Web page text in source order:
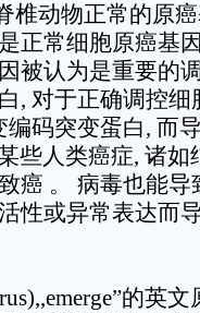
椎动物正常的原
正常细胞原癌基
被认为是重要的
, 对于正确调控
码突变蛋白, 而
些人类癌症, 诸如
癌 。 病毒也能
性或异常表达而
的英文